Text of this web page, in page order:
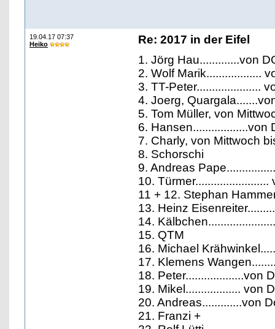
19.04.17 07:37
Heiko
Re: 2017 in der Eifel
1. Jörg Hau.............von
2. Wolf Marik..................
3. TT-Peter.....................
4. Joerg,
5. Tom Müller, von
6. Hansen..................von
7. Charly, von Mittwoch
8. Schorschi
9. Andreas
10.
11 + 12. Stephan
13. Heinz
14.
15. QTM
16. Michael
17. Klemens
18. Peter...................von
19. Mikel.................. von
20. Andreas.............von
21. Franzi +